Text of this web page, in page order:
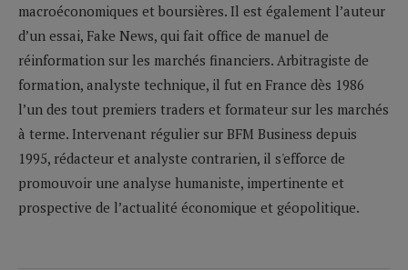
macroéconomiques et boursières. Il est également l’auteur
d’un essai, Fake News, qui fait office de manuel de
réinformation sur les marchés financiers. Arbitragiste de
formation, analyste technique, il fut en France dès 1986
l’un des tout premiers traders et formateur sur les marchés
à terme. Intervenant régulier sur BFM Business depuis
1995, rédacteur et analyste contrarien, il s'efforce de
promouvoir une analyse humaniste, impertinente et
prospective de l’actualité économique et géopolitique.